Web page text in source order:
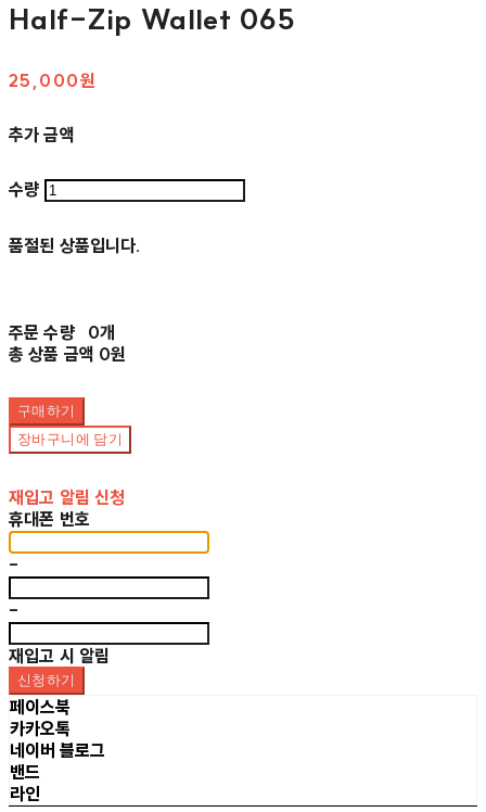
Half-Zip Wallet 065
25,000원
추가 금액
수량
품절된 상품입니다.
주문 수량
0개
총 상품 금액 0원
구매하기
장바구니에 담기
재입고 알림 신청
휴대폰 번호
-
-
재입고 시 알림
신청하기
페이스북
카카오톡
네이버 블로그
밴드
라인